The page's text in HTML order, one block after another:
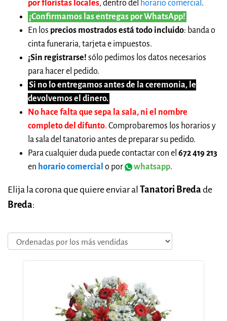
por floristas locales, dentro del horario comercial .
¡Confirmamos las entregas por WhatsApp!
En los precios mostrados está todo incluido: banda o
cinta funeraria, tarjeta e impuestos.
¡Sin registrarse! sólo pedimos los datos necesarios
para hacer el pedido.
Si no lo entregamos antes de la ceremonia, le
devolvemos el dinero.
No hace falta que sepa la sala, ni el nombre
completo del difunto. Comprobaremos los horarios y
la sala del tanatorio antes de preparar su pedido.
Para cualquier duda puede contactar con el 672 419 213
en horario comercial o por whatsapp.
Elija la corona que quiere enviar al Tanatori Breda de
Breda: